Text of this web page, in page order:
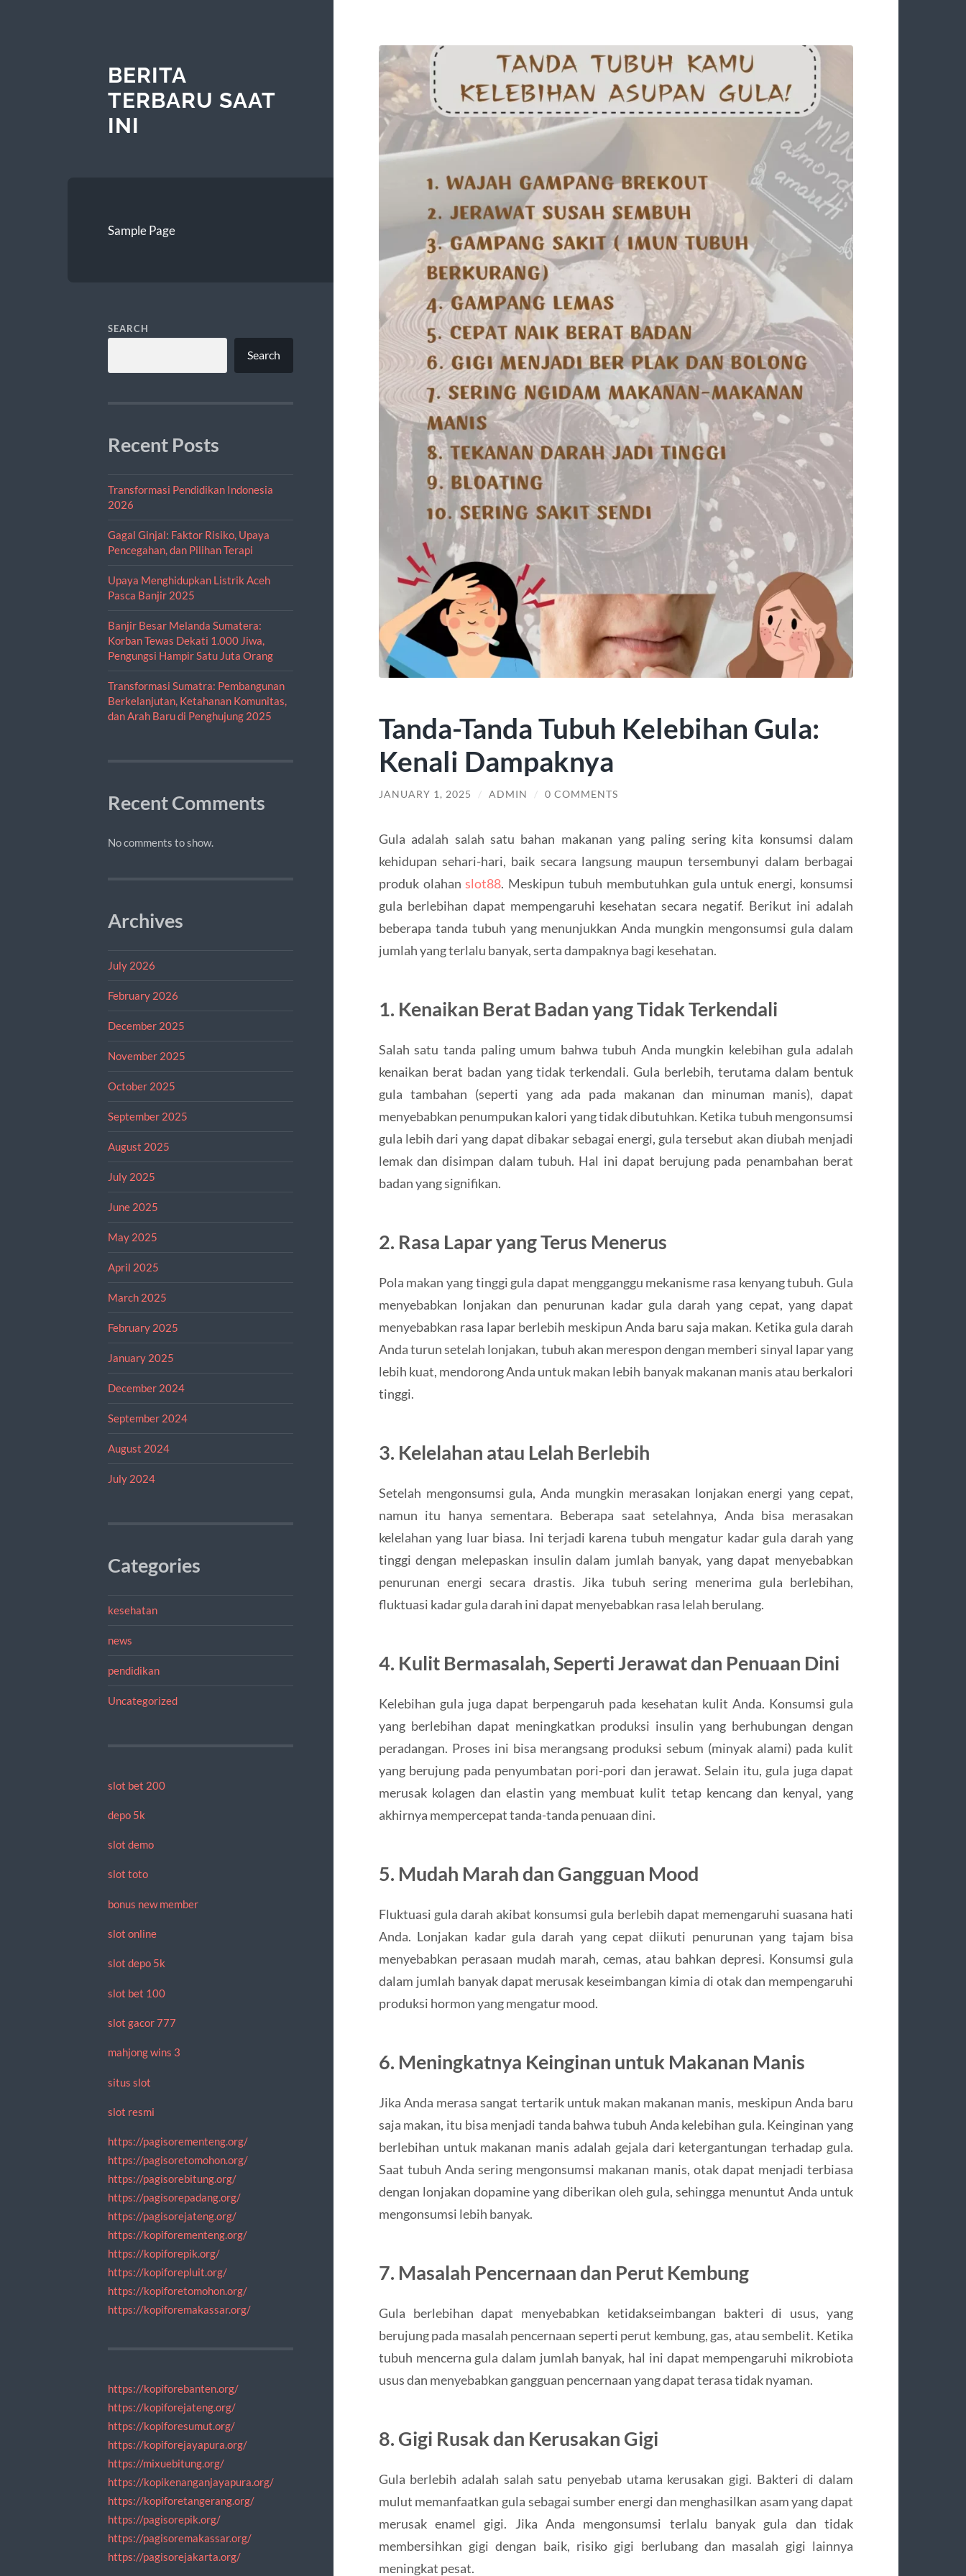
BERITA
TERBARU SAAT
INI
Sample Page
SEARCH
Search
Recent Posts
Transformasi Pendidikan Indonesia
2026
Gagal Ginjal: Faktor Risiko, Upaya
Pencegahan, dan Pilihan Terapi
Upaya Menghidupkan Listrik Aceh
Pasca Banjir 2025
Banjir Besar Melanda Sumatera:
Korban Tewas Dekati 1.000 Jiwa,
Pengungsi Hampir Satu Juta Orang
Transformasi Sumatra: Pembangunan
Berkelanjutan, Ketahanan Komunitas,
dan Arah Baru di Penghujung 2025
Recent Comments
No comments to show.
Archives
July 2026
February 2026
December 2025
November 2025
October 2025
September 2025
August 2025
July 2025
June 2025
May 2025
April 2025
March 2025
February 2025
January 2025
December 2024
September 2024
August 2024
July 2024
Categories
kesehatan
news
pendidikan
Uncategorized
slot bet 200
depo 5k
slot demo
slot toto
bonus new member
slot online
slot depo 5k
slot bet 100
slot gacor 777
mahjong wins 3
situs slot
slot resmi
https://pagisorementeng.org/
https://pagisoretomohon.org/
https://pagisorebitung.org/
https://pagisorepadang.org/
https://pagisorejateng.org/
https://kopiforementeng.org/
https://kopiforepik.org/
https://kopiforepluit.org/
https://kopiforetomohon.org/
https://kopiforemakassar.org/
https://kopiforebanten.org/
https://kopiforejateng.org/
https://kopiforesumut.org/
https://kopiforejayapura.org/
https://mixuebitung.org/
https://kopikenanganjayapura.org/
https://kopiforetangerang.org/
https://pagisorepik.org/
https://pagisoremakassar.org/
https://pagisorejakarta.org/
Tanda-Tanda Tubuh Kelebihan Gula:
Kenali Dampaknya
JANUARY 1, 2025 / ADMIN / 0 COMMENTS
Gula adalah salah satu bahan makanan yang paling sering kita konsumsi dalam
kehidupan sehari-hari, baik secara langsung maupun tersembunyi dalam berbagai
produk olahanslot88. Meskipun tubuh membutuhkan gula untuk energi, konsumsi
gula berlebihan dapat mempengaruhi kesehatan secara negatif. Berikut ini adalah
beberapa tanda tubuh yang menunjukkan Anda mungkin mengonsumsi gula dalam
jumlah yang terlalu banyak, serta dampaknya bagi kesehatan.
1. Kenaikan Berat Badan yang Tidak Terkendali
Salah satu tanda paling umum bahwa tubuh Anda mungkin kelebihan gula adalah
kenaikan berat badan yang tidak terkendali. Gula berlebih, terutama dalam bentuk
gula tambahan (seperti yang ada pada makanan dan minuman manis), dapat
menyebabkan penumpukan kalori yang tidak dibutuhkan. Ketika tubuh mengonsumsi
gula lebih dari yang dapat dibakar sebagai energi, gula tersebut akan diubah menjadi
lemak dan disimpan dalam tubuh. Hal ini dapat berujung pada penambahan berat
badan yang signifikan.
2. Rasa Lapar yang Terus Menerus
Pola makan yang tinggi gula dapat mengganggu mekanisme rasa kenyang tubuh. Gula
menyebabkan lonjakan dan penurunan kadar gula darah yang cepat, yang dapat
menyebabkan rasa lapar berlebih meskipun Anda baru saja makan. Ketika gula darah
Anda turun setelah lonjakan, tubuh akan merespon dengan memberi sinyal lapar yang
lebih kuat, mendorong Anda untuk makan lebih banyak makanan manis atau berkalori
tinggi.
3. Kelelahan atau Lelah Berlebih
Setelah mengonsumsi gula, Anda mungkin merasakan lonjakan energi yang cepat,
namun itu hanya sementara. Beberapa saat setelahnya, Anda bisa merasakan
kelelahan yang luar biasa. Ini terjadi karena tubuh mengatur kadar gula darah yang
tinggi dengan melepaskan insulin dalam jumlah banyak, yang dapat menyebabkan
penurunan energi secara drastis. Jika tubuh sering menerima gula berlebihan,
fluktuasi kadar gula darah ini dapat menyebabkan rasa lelah berulang.
4. Kulit Bermasalah, Seperti Jerawat dan Penuaan Dini
Kelebihan gula juga dapat berpengaruh pada kesehatan kulit Anda. Konsumsi gula
yang berlebihan dapat meningkatkan produksi insulin yang berhubungan dengan
peradangan. Proses ini bisa merangsang produksi sebum (minyak alami) pada kulit
yang berujung pada penyumbatan pori-pori dan jerawat. Selain itu, gula juga dapat
merusak kolagen dan elastin yang membuat kulit tetap kencang dan kenyal, yang
akhirnya mempercepat tanda-tanda penuaan dini.
5. Mudah Marah dan Gangguan Mood
Fluktuasi gula darah akibat konsumsi gula berlebih dapat memengaruhi suasana hati
Anda. Lonjakan kadar gula darah yang cepat diikuti penurunan yang tajam bisa
menyebabkan perasaan mudah marah, cemas, atau bahkan depresi. Konsumsi gula
dalam jumlah banyak dapat merusak keseimbangan kimia di otak dan mempengaruhi
produksi hormon yang mengatur mood.
6. Meningkatnya Keinginan untuk Makanan Manis
Jika Anda merasa sangat tertarik untuk makan makanan manis, meskipun Anda baru
saja makan, itu bisa menjadi tanda bahwa tubuh Anda kelebihan gula. Keinginan yang
berlebihan untuk makanan manis adalah gejala dari ketergantungan terhadap gula.
Saat tubuh Anda sering mengonsumsi makanan manis, otak dapat menjadi terbiasa
dengan lonjakan dopamine yang diberikan oleh gula, sehingga menuntut Anda untuk
mengonsumsi lebih banyak.
7. Masalah Pencernaan dan Perut Kembung
Gula berlebihan dapat menyebabkan ketidakseimbangan bakteri di usus, yang
berujung pada masalah pencernaan seperti perut kembung, gas, atau sembelit. Ketika
tubuh mencerna gula dalam jumlah banyak, hal ini dapat mempengaruhi mikrobiota
usus dan menyebabkan gangguan pencernaan yang dapat terasa tidak nyaman.
8. Gigi Rusak dan Kerusakan Gigi
Gula berlebih adalah salah satu penyebab utama kerusakan gigi. Bakteri di dalam
mulut memanfaatkan gula sebagai sumber energi dan menghasilkan asam yang dapat
merusak enamel gigi. Jika Anda mengonsumsi terlalu banyak gula dan tidak
membersihkan gigi dengan baik, risiko gigi berlubang dan masalah gigi lainnya
meningkat pesat.